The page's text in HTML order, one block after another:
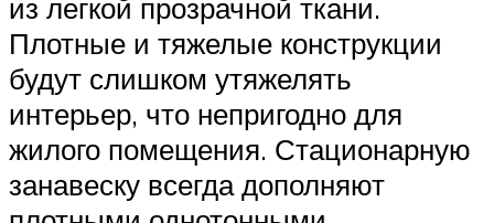
из легкой прозрачной ткани.
Плотные и тяжелые конструкции
будут слишком утяжелять
интерьер, что непригодно для
жилого помещения. Стационарную
занавеску всегда дополняют